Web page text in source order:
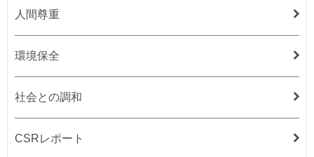
人間尊重
環境保全
社会との調和
CSRレポート